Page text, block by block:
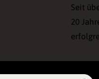
Seit
20